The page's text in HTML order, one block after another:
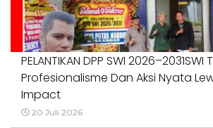
PELANTIKAN DPP SWI
Profesionalisme Dan Aksi Nyata
Impact
20 Juli 2026